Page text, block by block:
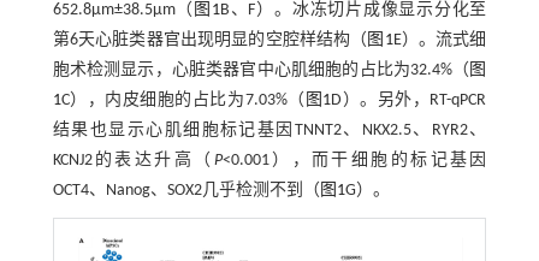
652.8µm±38.5µm（ 图1B、F）。冰冻切片成像显示分化至
第6天心脏类器官出现明显的空腔样结构（ 图1E）。流式细
胞术检测显示，心脏类器官中心肌细胞的占比为32.4%（ 图
1C），内皮细胞的占比为7.03%（ 图1D）。另外，RT-qPCR
结果也显示心肌细胞标记基因TNNT2、NKX2.5、RYR2、
KCNJ2的表达升高（ P<0.001），而干细胞的标记基因
OCT4、Nanog、SOX2几乎检测不到（ 图1G）。